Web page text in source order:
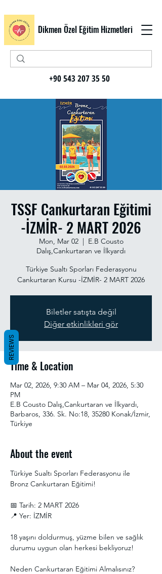
Dikmen Özel Eğitim Hizmetleri
+90 543 207 35 50
TSSF Cankurtaran Eğitimi
-İZMİR- 2 MART 2026
Mon, Mar 02
  |
E.B Cousto
Dalış,Cankurtaran ve İlkyardı
Türkiye Sualtı Sporları Federasyonu
Cankurtaran Kursu -İZMİR- 2 MART 2026
Biletler satışta değil
Diğer etkinlikleri gör
Time & Location
Mar 02, 2026, 9:30 AM – Mar 04, 2026, 5:30
PM
E.B Cousto Dalış,Cankurtaran ve İlkyardı,
Barbaros, 336. Sk. No:18, 35280 Konak/İzmir,
Türkiye
About the event
Türkiye Sualtı Sporları Federasyonu ile
Bronz Cankurtaran Eğitimi!
📅 Tarih: 2 MART 2026
📍 Yer: İZMİR
18 yaşını doldurmuş, yüzme bilen ve sağlık
durumu uygun olan herkesi bekliyoruz!
Neden Cankurtaran Eğitimi Almalısınız?
REVIEWS